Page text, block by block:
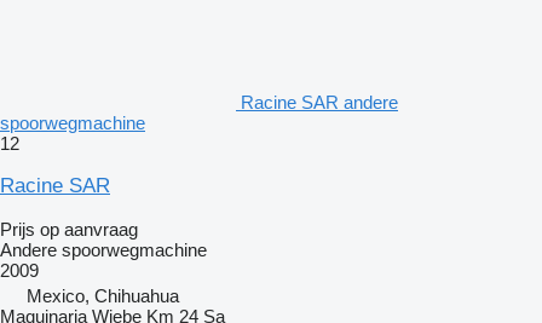
Racine SAR andere
spoorwegmachine
12
Racine SAR
Prijs op aanvraag
Andere spoorwegmachine
2009
Mexico, Chihuahua
Maquinaria Wiebe Km 24 Sa